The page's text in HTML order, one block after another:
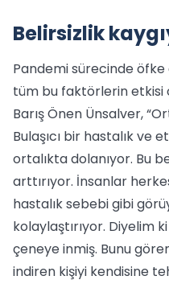
Belirsizlik
Pandemi sürecinde
tüm bu faktörlerin etkisi
Barış Önen Ünsalver,
Bulaşıcı bir hastalık ve
ortalıkta dolanıyor. Bu
arttırıyor. İnsanlar
hastalık sebebi gibi
kolaylaştırıyor. Diyelim
çeneye inmiş. Bunu
indiren kişiyi kendisine